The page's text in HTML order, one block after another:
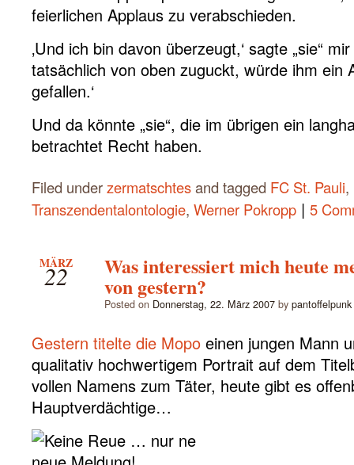
feierlichen Applaus zu verabschieden.
‚Und ich bin davon überzeugt,‘ sagte „sie“
tatsächlich von oben zuguckt, würde ihm ein
gefallen.‘
Und da könnte „sie“, die im übrigen ein
betrachtet Recht haben.
Filed underzermatschtesand tagged FC St. Pauli,
Transzendentalontologie, Werner Pokropp | 5
MÄRZ
22 Was interessiert mich heute
von gestern?
Posted on Donnerstag, 22. März 2007 by pantoffelpunk
Gestern titelte die Mopo einen jungen Mann
qualitativ hochwertigem Portrait auf dem
vollen Namens zum Täter, heute gibt es
Hauptverdächtige…